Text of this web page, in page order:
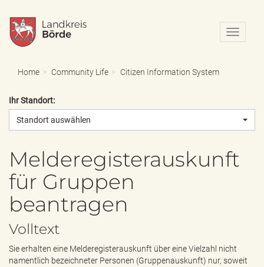
N
a
o
e
i
b
l
Home Community Life Citizen Information System
Ihr Standort:
Standort auswählen
Melderegisterauskunft
für Gruppen
beantragen
Volltext
Sie erhalten eine Melderegisterauskunft über eine Vielzahl nicht
namentlich bezeichneter Personen (Gruppenauskunft) nur, soweit